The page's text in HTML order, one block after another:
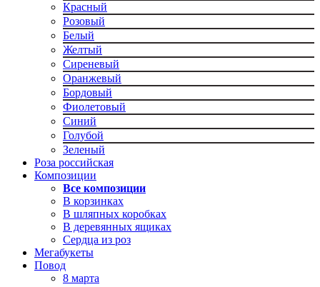
Красный
Розовый
Белый
Желтый
Сиреневый
Оранжевый
Бордовый
Фиолетовый
Синий
Голубой
Зеленый
Роза российская
Композиции
Все композиции
В корзинках
В шляпных коробках
В деревянных ящиках
Сердца из роз
Мегабукеты
Повод
8 марта